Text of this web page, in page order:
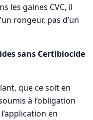
les gaines CVC, il
rongeur, pas d’un
sans Certibiocide
que ce soit en
à l’obligation
en